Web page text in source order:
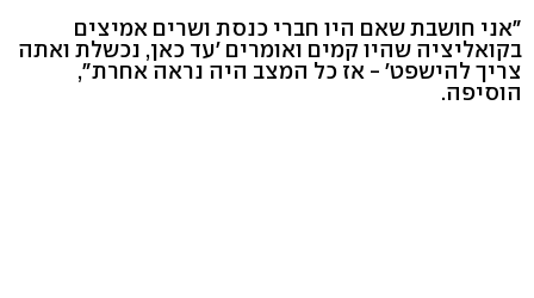
"אני חושבת שאם היו חברי כנסת ושרים אמיצים
בקואליציה שהיו קמים ואומרים 'עד כאן, נכשלת ואתה
צריך להישפט' - אז כל המצב היה נראה אחרת",
הוסיפה.